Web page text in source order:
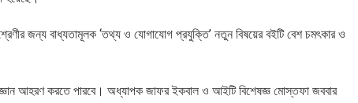
জন্য বাধ্যতামূলক ‘তথ্য ও যোগাযোগ প্রযুক্তি’ নতুন বিষয়ের বইটি বেশ চমৎকার ও
জ্ঞান আহরণ করতে পারবে। অধ্যাপক জাফর ইকবাল ও আইটি বিশেষজ্ঞ মোস্তফা জববার